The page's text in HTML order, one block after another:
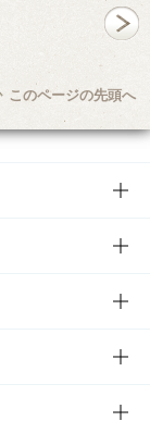
このページの先頭へ